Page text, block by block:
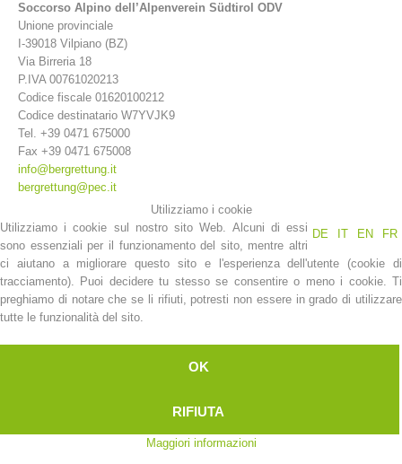
La storia
Soccorso Alpino dell’Alpenverein Südtirol ODV
Unione provinciale
I-39018 Vilpiano (BZ)
Via Birreria 18
P.IVA 00761020213
Codice fiscale 01620100212
Codice destinatario W7YVJK9
Tel. +39 0471 675000
Fax +39 0471 675008
info@bergrettung.it
bergrettung@pec.it
Utilizziamo i cookie
DE
IT EN FR
Utilizziamo i cookie sul nostro sito Web. Alcuni di essi
sono essenziali per il funzionamento del sito, mentre altri
ci aiutano a migliorare questo sito e l'esperienza dell'utente (cookie di
tracciamento). Puoi decidere tu stesso se consentire o meno i cookie. Ti
preghiamo di notare che se li rifiuti, potresti non essere in grado di utilizzare
tutte le funzionalità del sito.
OK
RIFIUTA
Maggiori informazioni